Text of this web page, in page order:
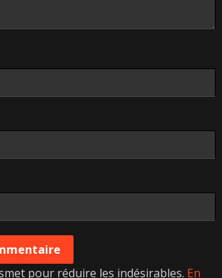
pour réduire les indésirables. En